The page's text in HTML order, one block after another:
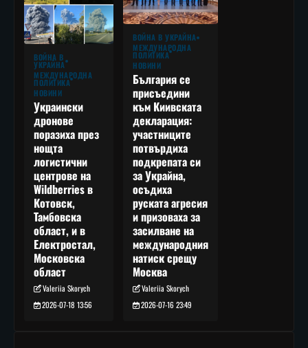
ВОЙНА В
УКРАЙНА
МЕЖДУНАРОДНА
ПОЛИТИКА
НОВИНИ
Украински
дронове
поразиха през
нощта
логистични
центрове на
Wildberries в
Котовск,
Тамбовска
област, и в
Електростал,
Московска
област
Valeriia Skorych
2026-07-18 13:56
ВОЙНА В УКРАЙНА
МЕЖДУНАРОДНА
ПОЛИТИКА
НОВИНИ
България се
присъедини
към Киивската
декларация:
участниците
потвърдиха
подкрепата си
за Украйна,
осъдиха
руската агресия
и призоваха за
засилване на
международния
натиск срещу
Москва
Valeriia Skorych
2026-07-16 23:49